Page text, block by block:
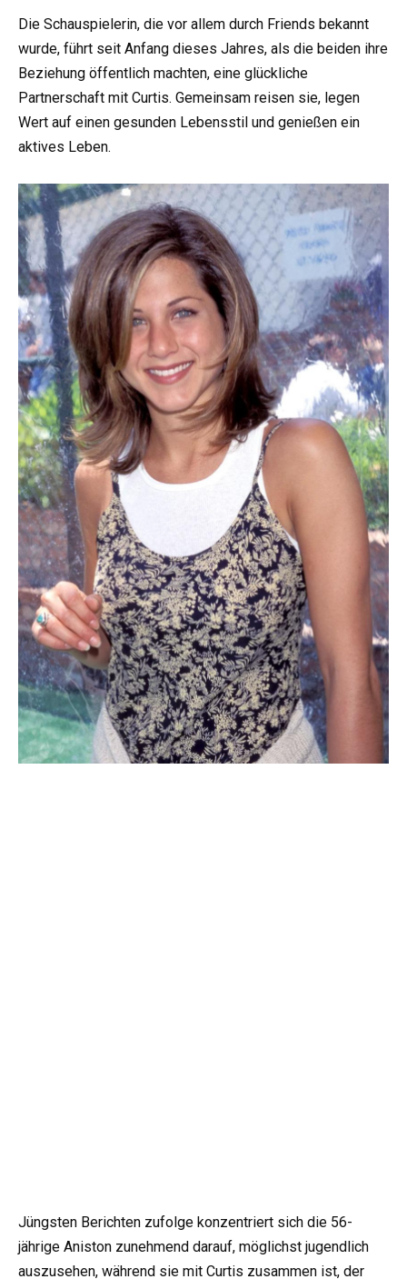
Die Schauspielerin, die vor allem durch Friends bekannt
wurde, führt seit Anfang dieses Jahres, als die beiden ihre
Beziehung öffentlich machten, eine glückliche
Partnerschaft mit Curtis. Gemeinsam reisen sie, legen
Wert auf einen gesunden Lebensstil und genießen ein
aktives Leben.
Jüngsten Berichten zufolge konzentriert sich die 56-
jährige Aniston zunehmend darauf, möglichst jugendlich
auszusehen, während sie mit Curtis zusammen ist, der